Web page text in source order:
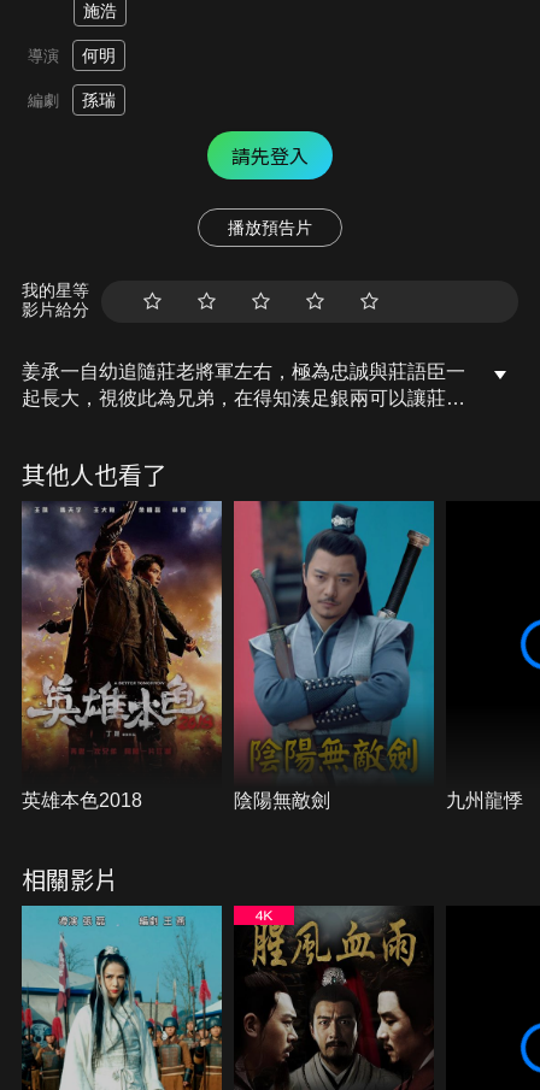
施浩
導演 何明
編劇 孫瑞
請先登入
播放預告片
我的星等
影片給分
姜承一自幼追隨莊老將軍左右，極為忠誠與莊語臣一
起長大，視彼此為兄弟，在得知湊足銀兩可以讓莊老
承一，幸遇薛郎中被其帶回救治。
其他人也看了
英雄本色2018 陰陽無敵劍 九州龍悸
相關影片